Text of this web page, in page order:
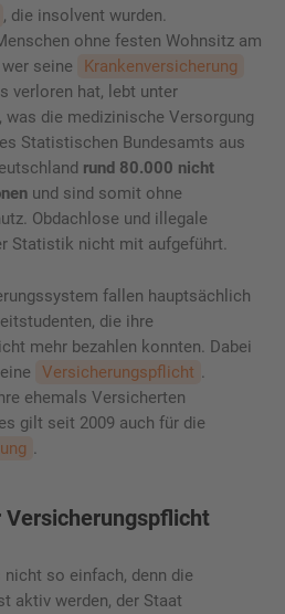
, die insolvent wurden.
ohne festen Wohnsitz am
seine
Krankenversicherung
verloren hat, lebt unter
was die medizinische Versorgung
Statistischen Bundesamts aus
rund 80.000 nicht
und sind somit ohne
Obdachlose und illegale
Statistik nicht mit aufgeführt.
fallen hauptsächlich
die ihre
mehr bezahlen konnten. Dabei
Versicherungspflicht .
ehemals Versicherten
gilt seit 2009 auch für die
.
Versicherungspflicht
so einfach, denn die
aktiv werden, der Staat